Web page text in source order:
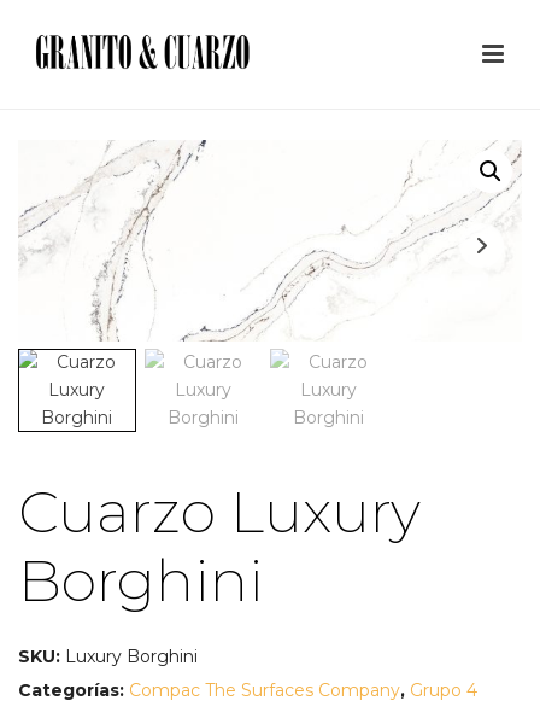
Cuarzo Luxury
Borghini
SKU: Luxury Borghini
Categorías: Compac The Surfaces Company, Grupo 4